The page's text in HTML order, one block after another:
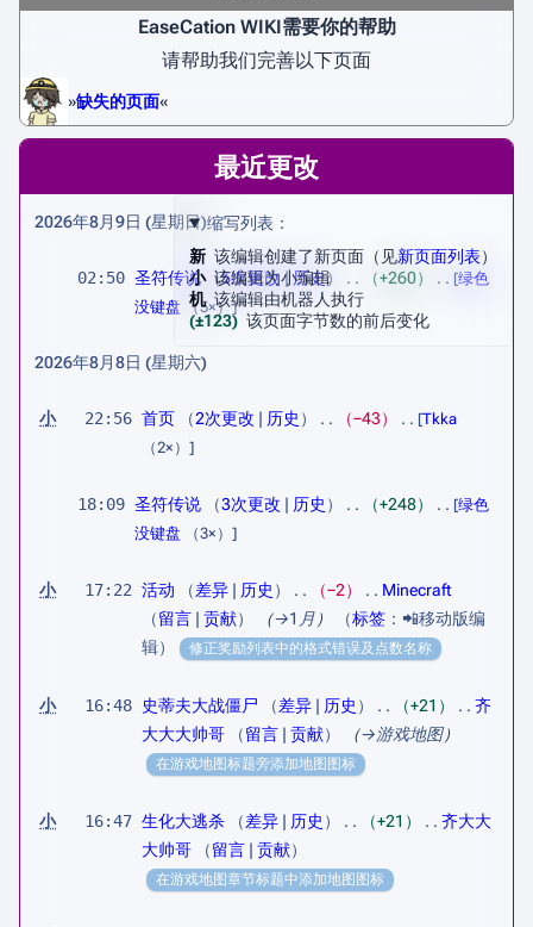
EaseCation WIKI需要你的帮助
请帮助我们完善以下页面
»缺失的页面«
最近更改
缩写列表：
新 该编辑创建了新页面（见新页面列表）
小 该编辑为小编辑
机 该编辑由机器人执行
(±123) 该页面字节数的前后变化
2026年8月9日 (星期日)
02:50 圣符传说 5次更改 历史 +260 [绿色
没键盘 （5×）]
2026年8月8日 (星期六)
小22:56 首页 2次更改 历史 −43 [Tkka
（2×）]
18:09 圣符传说 3次更改 历史 +248 [绿色
没键盘 （3×）]
小17:22 活动 差异 历史 −2
Minecraft
留言
贡献 （→1月 ） 标签 ： 📲移动版编
辑
修正奖励列表中的格式错误及点数名称
小16:48 史蒂夫大战僵尸 差异 历史 +21
齐
大大大帅哥
留言 贡献 （→游戏地图）
在游戏地图标题旁添加地图图标
小16:47 生化大逃杀 差异 历史 +21
齐大大
大帅哥
留言 贡献
在游戏地图章节标题中添加地图图标